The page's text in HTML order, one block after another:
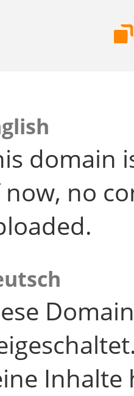
domain
no
Inhalte